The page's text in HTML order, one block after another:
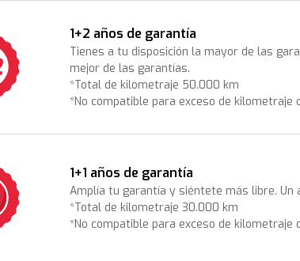
1+2 años de garantía
Tienes a tu disposición la mayor de las
mejor de las garantías.
*Total de kilometraje 50.000 km
*No compatible para exceso de kilometraje
1+1 años de garantía
Amplía tu garantía y siéntete más libre. Un
*Total de kilometraje 30.000 km
*No compatible para exceso de kilometraje